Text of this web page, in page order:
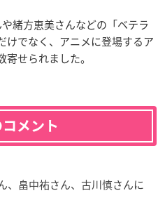
緒方恵美さんなどの「ベテラ
けでなく、アニメに登場するア
せられました。
メント
、畠中祐さん、古川慎さんに